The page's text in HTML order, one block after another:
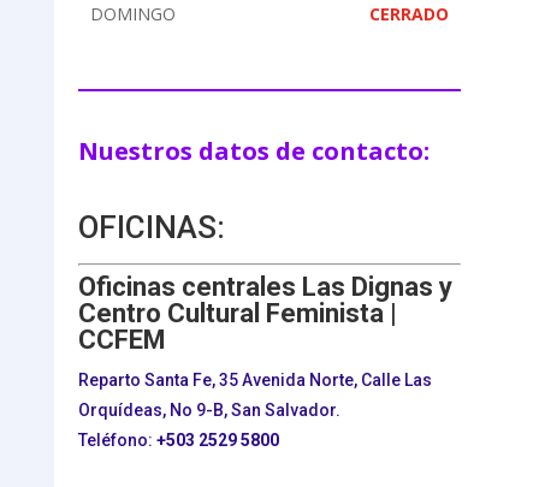
DOMINGO CERRADO
Nuestros datos de contacto:
OFICINAS:
Oficinas centrales Las Dignas y
Centro Cultural Feminista |
CCFEM
Reparto Santa Fe, 35 Avenida Norte, Calle Las
Orquídeas, No 9-B, San Salvador.
Teléfono: +503 2529 5800